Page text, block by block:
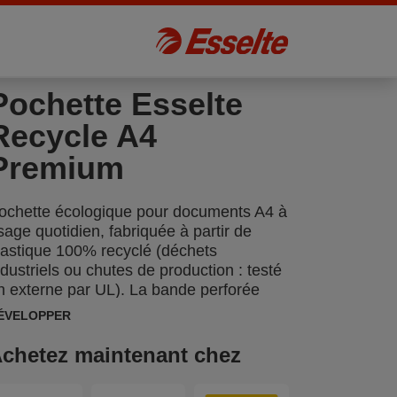
Esselte
A4
écologique pour documents A4 à
quotidien, fabriquée à partir de
100% recyclé (déchets
ou chutes de production : testé
externe par UL). La bande perforée
un rangement pratique des
L'ensemble du produit peut être
et recyclé à nouveau. Elles sont
maintenant chez